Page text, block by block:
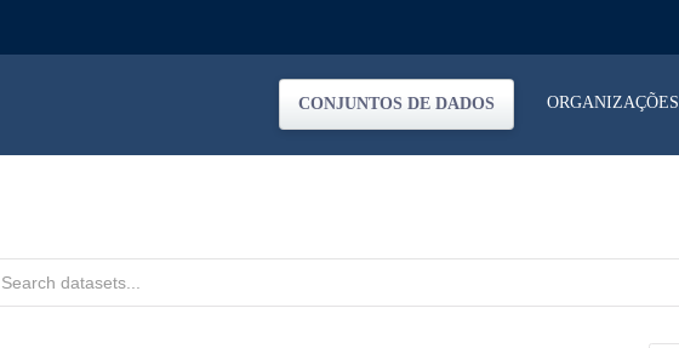
CONJUNTOS DE DADOS ORGANIZAÇÕES